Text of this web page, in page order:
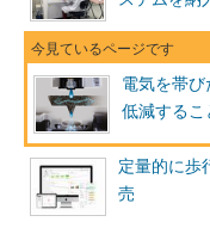
電気を帯
低減するこ
定量的に歩
売